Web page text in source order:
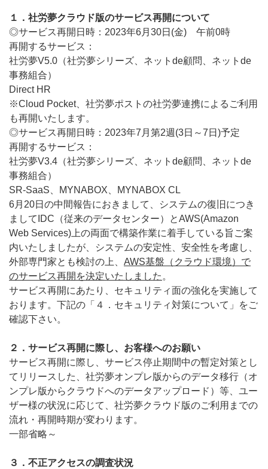
１．社労夢クラウド版のサービス再開について
◎サービス再開日時：2023年6月30日(金) 午前0時
再開するサービス：
社労夢V5.0（社労夢シリーズ、ネットde顧問、ネットde
事務組合）
Direct HR
※Cloud Pocket、社労夢ポストの社労夢連携によるご利用
も再開いたします。
◎サービス再開日時：2023年7月第2週(3日～7日)予定
再開するサービス：
社労夢V3.4（社労夢シリーズ、ネットde顧問、ネットde
事務組合）
SR-SaaS、MYNABOX、MYNABOX CL
6月20日の中間報告におきまして、システムの復旧につき
ましてIDC（従来のデータセンター）とAWS(Amazon
Web Services)上の両面で構築作業に着手している旨ご案
内いたしましたが、システムの安定性、安全性を考慮し、
外部専門家とも検討の上、 AWS基盤（クラウド環境）で
のサービス再開を決定いたしました 。
サービス再開にあたり、セキュリティ面の強化を実施して
おります。下記の「４．セキュリティ対策について」をご
確認下さい。
２．サービス再開に際し、お客様へのお願い
サービス再開に際し、サービス停止期間中の暫定対策とし
てリリースした、社労夢オンプレ版からのデータ移行（オ
ンプレ版からクラウドへのデータアップロード）等、ユー
ザー様の状況に応じて、社労夢クラウド版のご利用までの
流れ・再開時期が変わります。
一部省略～
３．不正アクセスの調査状況